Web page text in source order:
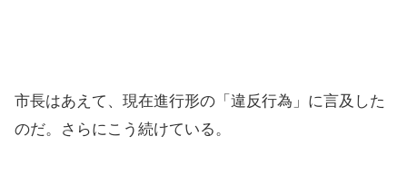
市長はあえて、現在進行形の「違反行為」に言及した
のだ。さらにこう続けている。